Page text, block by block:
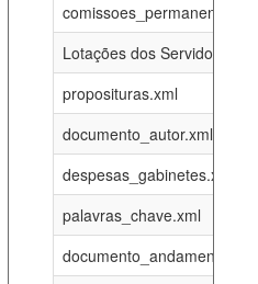
Lotações dos Servidores
proposituras.xml
documento_autor.xml
despesas_gabinetes.xml
palavras_chave.xml
documento_andamento.xml
08-08-
12-05-
08-08-